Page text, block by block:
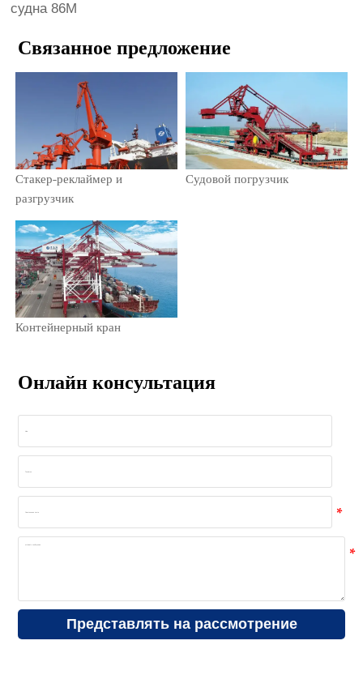
судна 86M
Связанное предложение
Стакер-реклаймер и
разгрузчик
Судовой погрузчик
Контейнерный кран
Онлайн консультация
Представлять на рассмотрение